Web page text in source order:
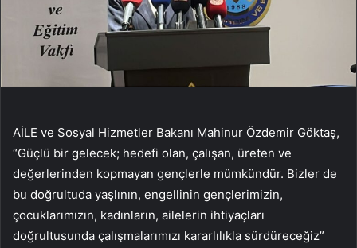
AİLE ve Sosyal Hizmetler Bakanı Mahinur Özdemir Göktaş,
“Güçlü bir gelecek; hedefi olan, çalışan, üreten ve
değerlerinden kopmayan gençlerle mümkündür. Bizler de
bu doğrultuda yaşlının, engellinin gençlerimizin,
çocuklarımızın, kadınların, ailelerin ihtiyaçları
doğrultusunda çalışmalarımızı kararlılıkla sürdüreceğiz”